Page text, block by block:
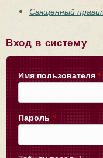
Священный
Вход в систему
Имя пользователя *
Пароль *